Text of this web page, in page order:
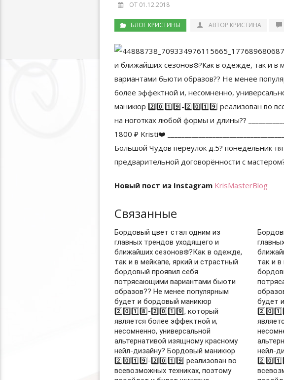
ОТ 01.12.2018
БЛОГ КРИСТИНЫ АВТОР КРИСТИНА
Новый пост из Instagram KrisMasterBlog
Связанные
Бордовый цвет стал одним из
главных трендов уходящего и
ближайших сезонов❄️?Как в одежде,
так и в мейкапе, яркий и страстный
бордовый проявил себя
потрясающими вариантами бьюти
образов?? Не менее популярным
будет и бордовый маникюр
2️⃣0️⃣1️⃣8️⃣-2️⃣0️⃣1️⃣9️⃣, который
является более эффектной и,
несомненно, универсальной
альтернативой изящному красному
нейл-дизайну? Бордовый маникюр
2️⃣0️⃣1️⃣9️⃣-2️⃣0️⃣1️⃣9️⃣ реализован во
всевозможных техниках, поэтому
так и в
будет
нейл-